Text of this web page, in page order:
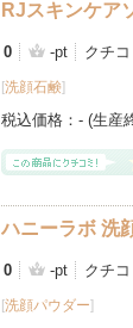
RJスキンケア
0 -pt クチコ
[洗顔石鹸]
税込価格： - (生産
ハニーラボ 洗
0 -pt クチコ
[洗顔パウダー]